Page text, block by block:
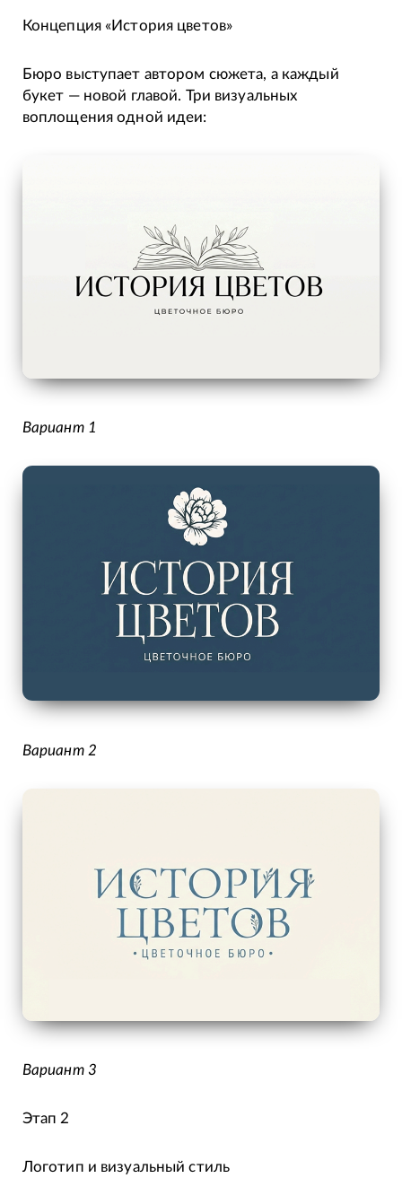
Концепция «История цветов»
Бюро выступает автором сюжета, а каждый
букет — новой главой. Три визуальных
воплощения одной идеи:
Вариант 1
Вариант 2
Вариант 3
Этап 2
Логотип и визуальный стиль